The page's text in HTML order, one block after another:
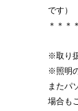
です）
＊＊＊
※取り
※照明
またパ
場合も